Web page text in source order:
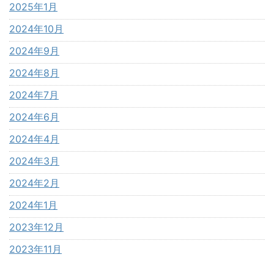
2025年1月
2024年10月
2024年9月
2024年8月
2024年7月
2024年6月
2024年4月
2024年3月
2024年2月
2024年1月
2023年12月
2023年11月